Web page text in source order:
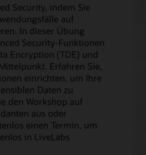
Security, indem Sie
auf
In dieser Übung
Security‑Funktionen
Encryption (TDE) und
Erfahren Sie,
einrichten, um Ihre
Daten zu
den Workshop auf
aus oder
einen Termin, um
in LiveLabs